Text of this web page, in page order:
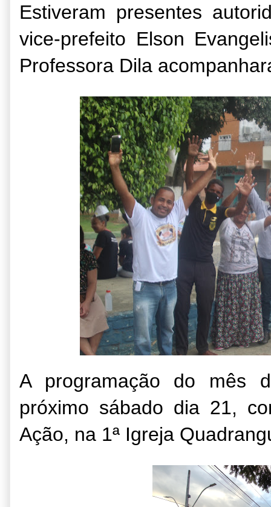
Estiveram presentes
vice-prefeito Elson
Professora Dila
A programação do mês
próximo sábado dia 21,
Ação, na 1ª Igreja